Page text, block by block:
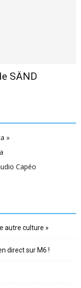
SÄND
»
Capéo
autre culture »
direct sur M6 !